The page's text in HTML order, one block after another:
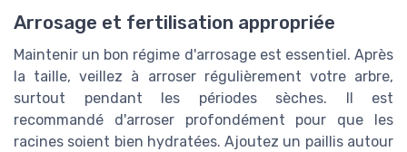
Arrosage et fertilisation appropriée
Maintenir un bon régime d'arrosage est essentiel. Après
la taille, veillez à arroser régulièrement votre arbre,
surtout pendant les périodes sèches. Il est
recommandé d'arroser profondément pour que les
racines soient bien hydratées. Ajoutez un paillis autour